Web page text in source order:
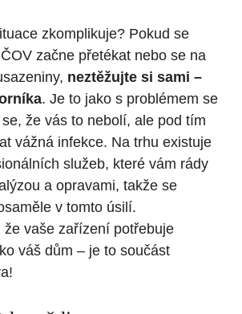
zkomplikuje? Pokud se
začne přetékat nebo se na
neztěžujte si sami –
. Je to jako s problémem se
že vás to nebolí, ale pod tím
vážná infekce. Na trhu existuje
služeb, které vám rády
a opravami, takže se
v tomto úsilí.
že vaše zařízení potřebuje
váš dům – je to součást